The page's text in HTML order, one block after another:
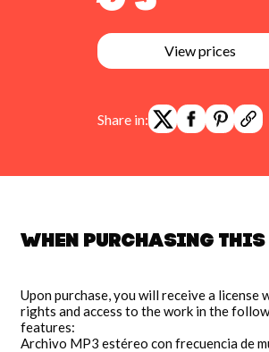
View prices
Share in:
When purchasing
Upon purchase, you will receive a license
rights and access to the work in the
features:
Archivo MP3 estéreo con frecuencia de